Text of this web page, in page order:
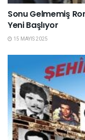
Sonu Gelmemiş
Yeni Başlıyor
15 MAYIS 2025